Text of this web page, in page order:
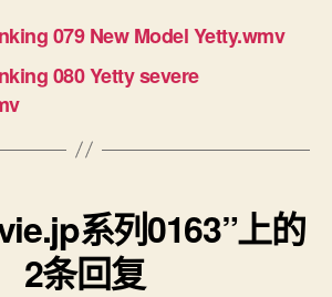
079 New Model Yetty.wmv
080 Yetty severe
系列0163”上的
2条回复